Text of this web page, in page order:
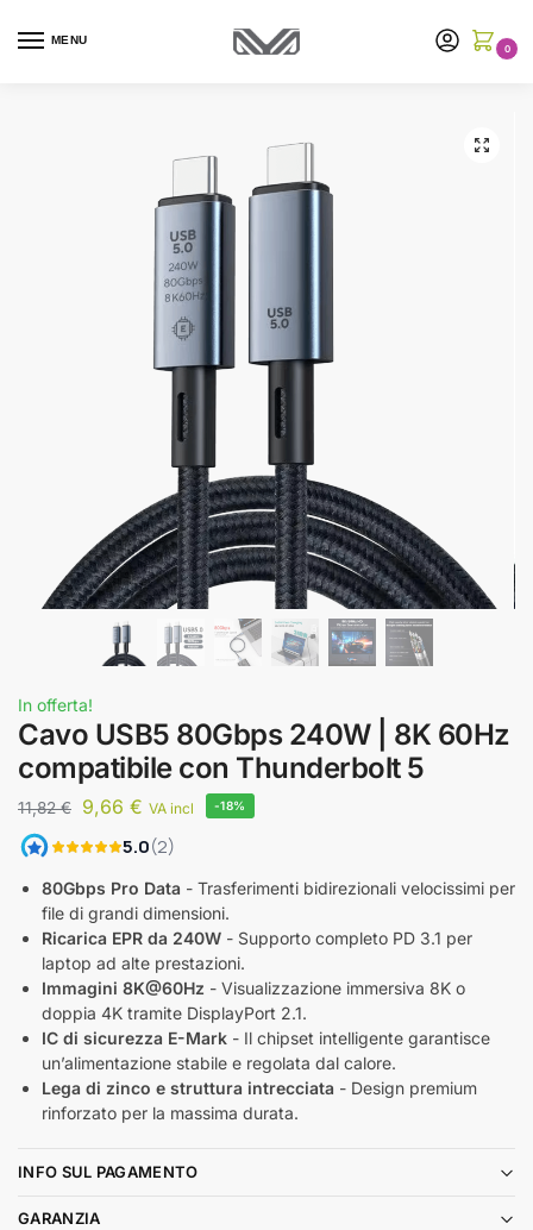
MENU
0
In offerta!
Cavo USB5 80Gbps 240W | 8K 60Hz
compatibile con Thunderbolt 5
11,82€ 9,66 € VA incl -18%
80Gbps Pro Data - Trasferimenti bidirezionali velocissimi per
file di grandi dimensioni.
Ricarica EPR da 240W - Supporto completo PD 3.1 per
laptop ad alte prestazioni.
Immagini 8K@60Hz - Visualizzazione immersiva 8K o
doppia 4K tramite DisplayPort 2.1.
IC di sicurezza E-Mark - Il chipset intelligente garantisce
un’alimentazione stabile e regolata dal calore.
Lega di zinco e struttura intrecciata - Design premium
rinforzato per la massima durata.
INFO SUL PAGAMENTO
GARANZIA